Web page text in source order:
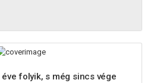
folyik, s még sincs vége